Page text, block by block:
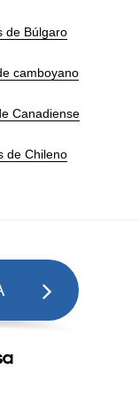
de Búlgaro
camboyano
Canadiense
de Chileno